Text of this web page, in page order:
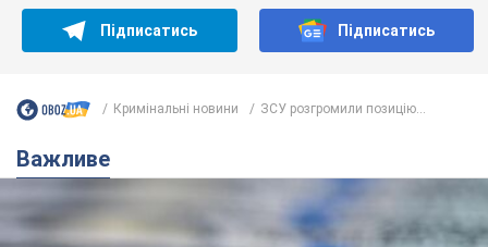
Підписатись Підписатись
Кримінальні новини ЗСУ розгромили позицію...
Важливе